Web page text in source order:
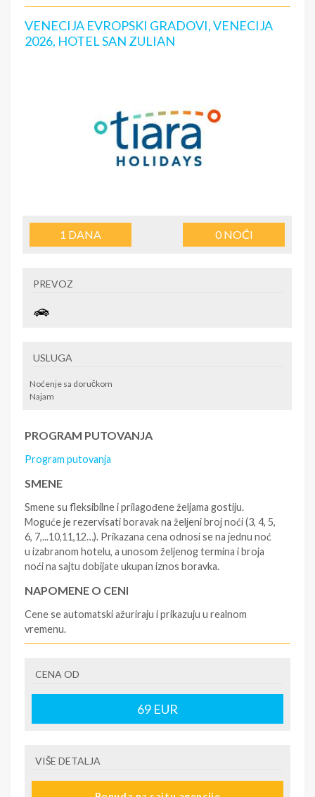
VENECIJA EVROPSKI GRADOVI, VENECIJA
2026, HOTEL SAN ZULIAN
1 DANA 0NOĆI
PREVOZ
USLUGA
Noćenje sa doručkom
Najam
PROGRAM PUTOVANJA
Program putovanja
SMENE
Smene su fleksibilne i prilagođene željama gostiju.
Moguće je rezervisati boravak na željeni broj noći (3, 4, 5,
6, 7,...10,11,12…). Prikazana cena odnosi se na jednu noć
u izabranom hotelu, a unosom željenog termina i broja
noći na sajtu dobijate ukupan iznos boravka.
NAPOMENE O CENI
Cene se automatski ažuriraju i prikazuju u realnom
vremenu.
- rezervisane i potvrđene usluge u izabranoj smeštajnoj
jedinici prema opisu - korišćenje hotelskih sadržaja
prema opisu - uslugu rezervacije - organizaciju
putovanja
hotela/apartmana - prevoz do i sa destinacije -putno
CENA OD
69 EUR
VIŠE DETALJA